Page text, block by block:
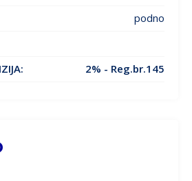
podno
2% - Reg.br.145